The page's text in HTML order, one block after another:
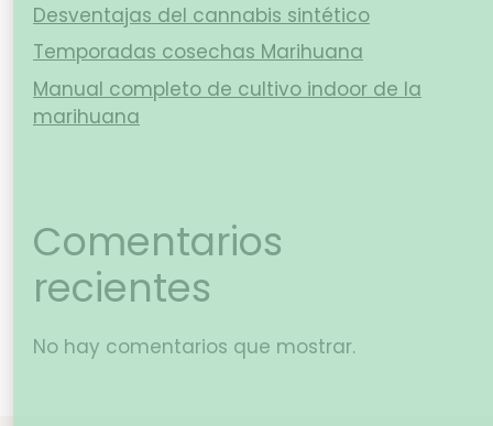
Desventajas del cannabis sintético
Temporadas cosechas Marihuana
Manual completo de cultivo indoor de la
marihuana
Comentarios
recientes
No hay comentarios que mostrar.